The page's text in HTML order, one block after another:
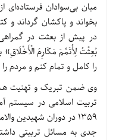
ميان بی‌سوادان فرستاده‌ای
بخواند و پاكشان گرداند و
در پیش از بعثت در
بُعِثْتُ لِأُتَمِّمَ مَکَارِمَ
را کامل و تمام کنم و مردم را
وی ضمن تبریک و تهنیت
تربيت اسلامى‏ در سیستم
1359 در دوران شهیدین
جدی به مسائل تربیتی